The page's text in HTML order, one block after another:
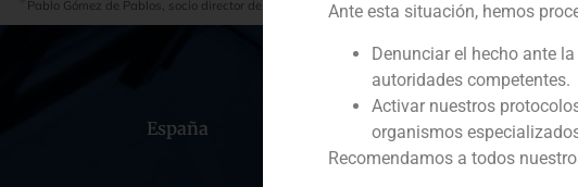
España Colombia
Ante esta situación, hemos
Denunciar el hecho ante
autoridades competentes.
Activar nuestros
organismos
Recomendamos a todos